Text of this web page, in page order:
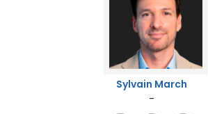
Sylvain March
-